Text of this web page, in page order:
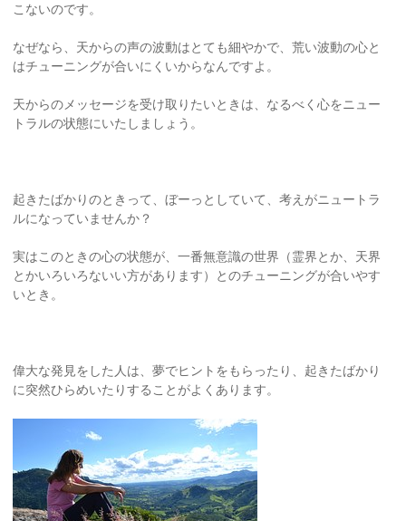
こないのです。
なぜなら、天からの声の波動はとても細やかで、荒い波動の心と
はチューニングが合いにくいからなんですよ。
天からのメッセージを受け取りたいときは、なるべく心をニュー
トラルの状態にいたしましょう。
起きたばかりのときって、ぼーっとしていて、考えがニュートラ
ルになっていませんか？
実はこのときの心の状態が、一番無意識の世界（霊界とか、天界
とかいろいろないい方があります）とのチューニングが合いやす
いとき。
偉大な発見をした人は、夢でヒントをもらったり、起きたばかり
に突然ひらめいたりすることがよくあります。